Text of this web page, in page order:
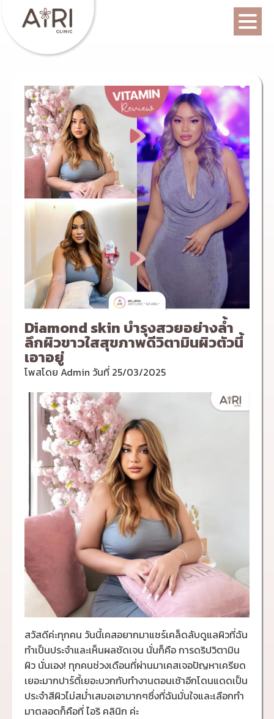
Diamond skin บำรุงสวยอย่างล้ำ
ลึกผิวขาวใสสุขภาพดีวิตามินผิวตัวนี้
เอาอยู่
โพสโดย Admin วันที่ 25/03/2025
สวัสดีค่ะทุกคน วันนี้เคสอยากมาแชร์เคล็ดลับดูแลผิวที่ฉัน
ทำเป็นประจำและเห็นผลชัดเจน นั่นก็คือ การดริปวิตามิน
ผิว นั่นเอง! ทุกคนช่วงเดือนที่ผ่านมาเคสเจอปัญหาเครียด
เยอะมากปาร์ตี้เยอะบวกกับทำงานตอนเช้าอีกโดนแดดเป็น
ประจำสีผิวไม่สม่ำเสมอเอามากๆซึ่งที่ฉันมั่นใจและเลือกทำ
มาตลอดก็คือที่ ไอริ คลินิก ค่ะ